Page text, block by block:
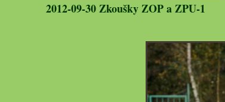
2012-09-30 Zkoušky ZOP a ZPU-1